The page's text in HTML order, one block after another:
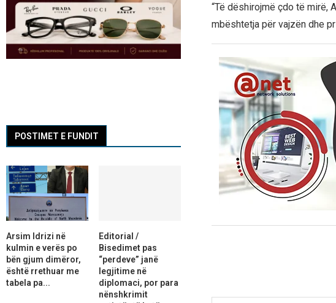
“Të dëshirojmë çdo të mirë,
mbështetja për vajzën dhe
POSTIMET E FUNDIT
Arsim Idrizi në
kulmin e verës po
bën gjum dimëror,
është rrethuar me
tabela pa...
Editorial /
Bisedimet pas
“perdeve” janë
legjitime në
diplomaci, por para
nënshkrimit